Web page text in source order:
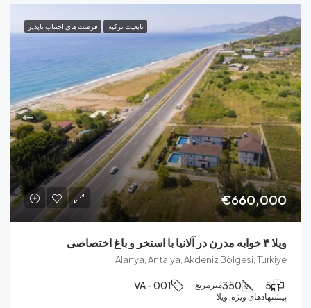
فرصت های اجتناب ناپذیر
Alanya, Antalya, Akdeniz Bölgesi,
350مترمربع VA - 001
ویژه, ویلا